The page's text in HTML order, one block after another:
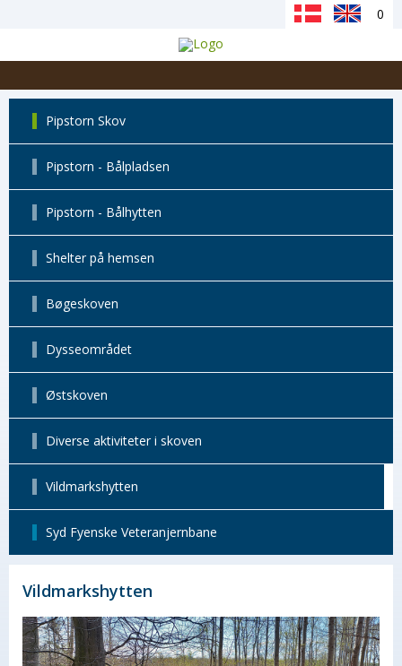
0
Pipstorn Skov
Pipstorn - Bålpladsen
Pipstorn - Bålhytten
Shelter på hemsen
Bøgeskoven
Dysseområdet
Østskoven
Diverse aktiviteter i skoven
Vildmarkshytten
Syd Fyenske Veteranjernbane
Vildmarkshytten